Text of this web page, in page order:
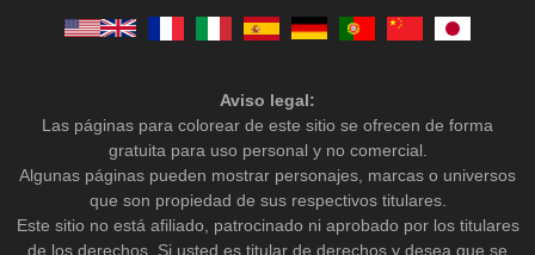
Aviso legal:
Las páginas para colorear de este sitio se ofrecen de forma
gratuita para uso personal y no comercial.
Algunas páginas pueden mostrar personajes, marcas o universos
que son propiedad de sus respectivos titulares.
Este sitio no está afiliado, patrocinado ni aprobado por los titulares
de los derechos. Si usted es titular de derechos y desea que se